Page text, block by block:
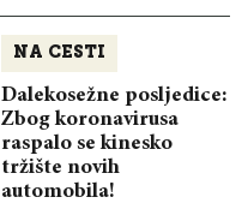
NA CESTI
Dalekosežne posljedice:
Zbog koronavirusa
raspalo se kinesko
tržište novih
automobila!